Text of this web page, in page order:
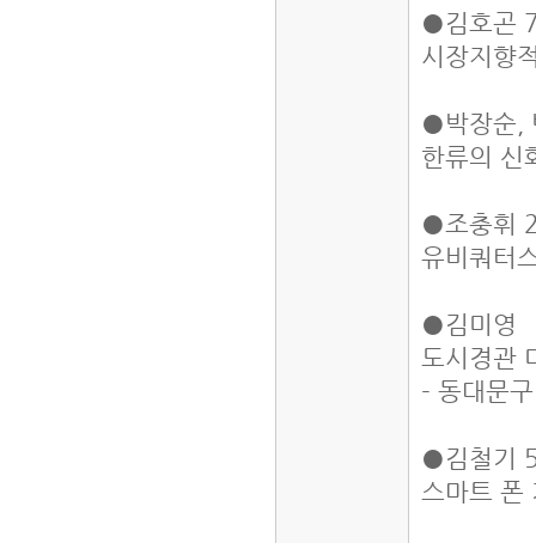
●김호곤
시장지향
●박장순
한류의 신
●조충휘
유비쿼터
●김미
도시경관
- 동대문
●김철기
스마트 폰